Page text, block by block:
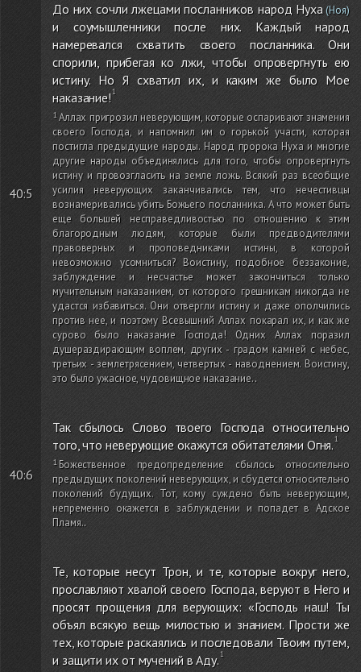
40:5
До них сочли лжецами посланников народ Нуха(Ноя)
и соумышленники после них. Каждый народ
намеревался схватить своего посланника. Они
спорили, прибегая ко лжи, чтобы опровергнуть ею
истину. Но Я схватил их, и каким же было Мое
наказание!
Аллах пригрозил неверующим, которые оспаривают знамения
своего Господа, и напомнил им о горькой участи, которая
постигла предыдущие народы. Народ пророка Нуха и многие
другие народы объединялись для того, чтобы опровергнуть
истину и провозгласить на земле ложь. Всякий раз всеобщие
усилия неверующих заканчивались тем, что нечестивцы
вознамеривались убить Божьего посланника. А что может быть
еще большей несправедливостью по отношению к этим
благородным людям, которые были предводителями
правоверных и проповедниками истины, в которой
невозможно усомниться? Воистину, подобное беззаконие,
заблуждение и несчастье может закончиться только
мучительным наказанием, от которого грешникам никогда не
удастся избавиться. Они отвергли истину и даже ополчились
против нее, и поэтому Всевышний Аллах покарал их, и как же
сурово было наказание Господа! Одних Аллах поразил
душераздирающим воплем, других - градом камней с небес,
третьих - землетрясением, четвертых - наводнением. Воистину,
это было ужасное, чудовищное наказание..
40:6
Так сбылось Слово твоего Господа относительно
того, что неверующие окажутся обитателями Огня.
Божественное предопределение сбылось относительно
предыдущих поколений неверующих, и сбудется относительно
поколений будущих. Тот, кому суждено быть неверующим,
непременно окажется в заблуждении и попадет в Адское
Пламя..
Те, которые несут Трон, и те, которые вокруг него,
прославляют хвалой своего Господа, веруют в Него и
просят прощения для верующих: «Господь наш! Ты
объял всякую вещь милостью и знанием. Прости же
тех, которые раскаялись и последовали Твоим путем,
и защити их от мучений в Аду.